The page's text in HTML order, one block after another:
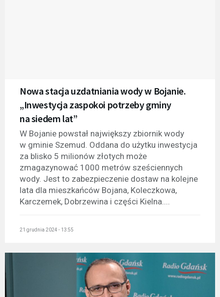
Nowa stacja uzdatniania wody w Bojanie.
„Inwestycja zaspokoi potrzeby gminy
na siedem lat”
W Bojanie powstał największy zbiornik wody
w gminie Szemud. Oddana do użytku inwestycja
za blisko 5 milionów złotych może
zmagazynować 1000 metrów sześciennych
wody. Jest to zabezpieczenie dostaw na kolejne
lata dla mieszkańców Bojana, Koleczkowa,
Karczemek, Dobrzewina i części Kielna....
21 grudnia 2024 - 13:55